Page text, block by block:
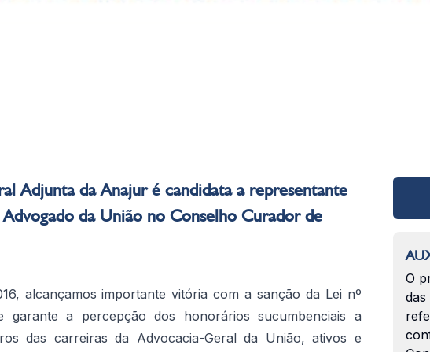
Adjunta da Anajur é candidata a representante
da União no Conselho Curador de
alcançamos importante vitória com a sanção da Lei nº
garante a percepção dos honorários sucumbenciais a
das carreiras da Advocacia-Geral da União, ativos e
O
das